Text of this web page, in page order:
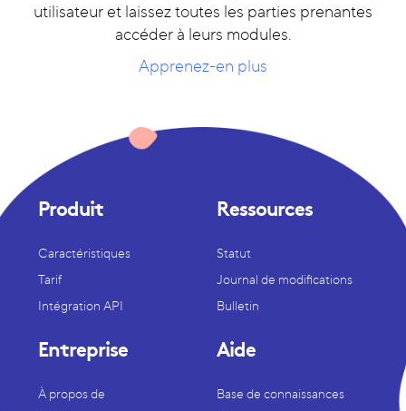
utilisateur et laissez toutes les parties prenantes
accéder à leurs modules.
Apprenez-en plus
Produit
Caractéristiques
Tarif
Intégration API
Ressources
Statut
Journal de modifications
Bulletin
Entreprise
À propos de
Aide
Base de connaissances